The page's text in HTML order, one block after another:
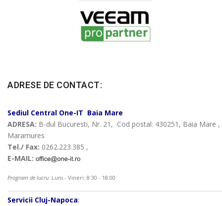
ADRESE DE CONTACT:
Sediul Central One-IT Baia Mare
ADRESA: B-dul Bucuresti, Nr. 21, Cod postal: 430251, Baia Mare ,
Maramures
Tel./ Fax: 0262.223.385 ,
E-MAIL:
Program de lucru: Luni - Vineri: 8:30 - 18:00
Servicii Cluj-Napoca: